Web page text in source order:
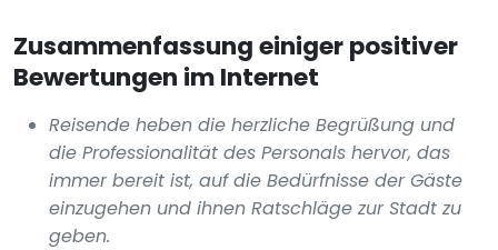
Zusammenfassung einiger positiver
Bewertungen im Internet
Reisende heben die herzliche Begrüßung und
die Professionalität des Personals hervor, das
immer bereit ist, auf die Bedürfnisse der Gäste
einzugehen und ihnen Ratschläge zur Stadt zu
geben.